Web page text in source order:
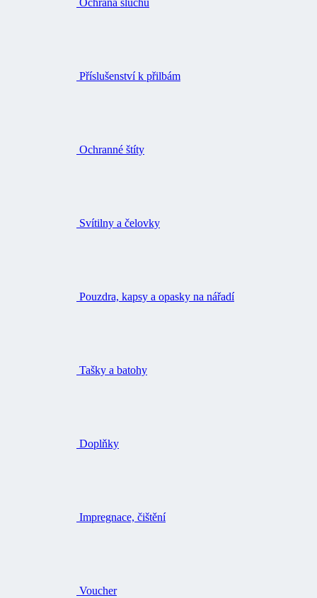
Ochrana sluchu
Příslušenství k přilbám
Ochranné štíty
Svítilny a čelovky
Pouzdra, kapsy a opasky na nářadí
Tašky a batohy
Doplňky
Impregnace, čištění
Voucher